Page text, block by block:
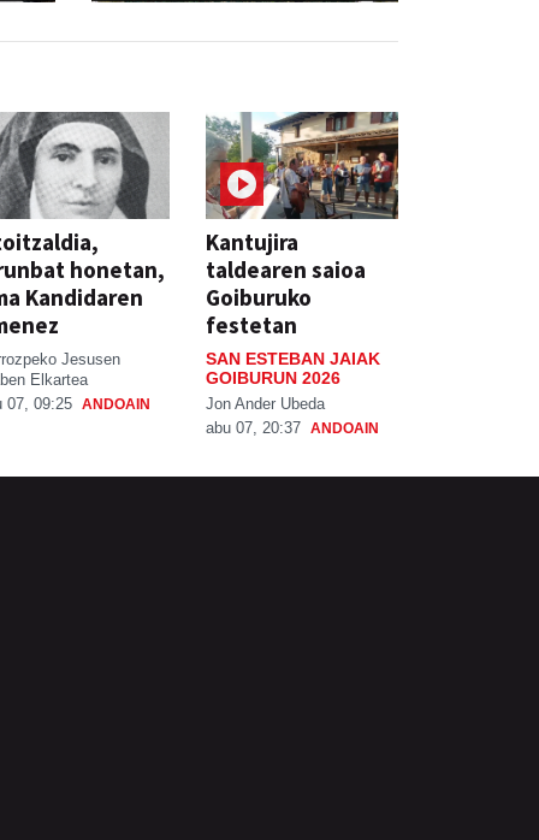
honetan,
Kandidaren
Jesusen
Elkartea
07, 09:25 ANDOAIN
Kantujira
taldearen saioa
Goiburuko
festetan
SAN ESTEBAN JAIAK
GOIBURUN 2026
Jon Ander Ubeda
abu 07, 20:37 ANDOAIN